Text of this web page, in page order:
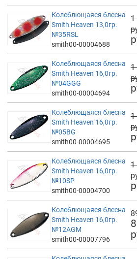
Колеблющаяся блесна
Smith Heaven 13,0гр.
№35RSL
smith00-00004688
1
Колеблющаяся блесна
Smith Heaven 16,0гр.
№04GGG
smith00-00004694
1
Колеблющаяся блесна
Smith Heaven 16,0гр.
№05BG
smith00-00004695
1
Колеблющаяся блесна
Smith Heaven 16,0гр.
№10SP
smith00-00004700
1
Колеблющаяся блесна
Smith Heaven 16,0гр.
№12AGM
smith00-00007796